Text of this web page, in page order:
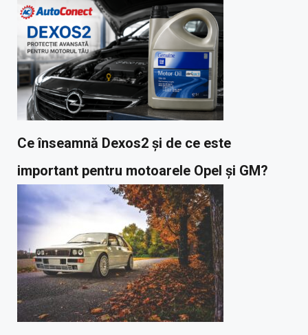
Ce înseamnă Dexos2 și de ce este
important pentru motoarele Opel și GM?